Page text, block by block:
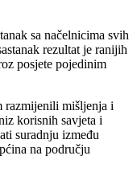
sa načelnicima svih
rezultat je ranijih
posjete pojedinim
razmijenili mišljenja i
korisnih savjeta i
suradnju između
na području